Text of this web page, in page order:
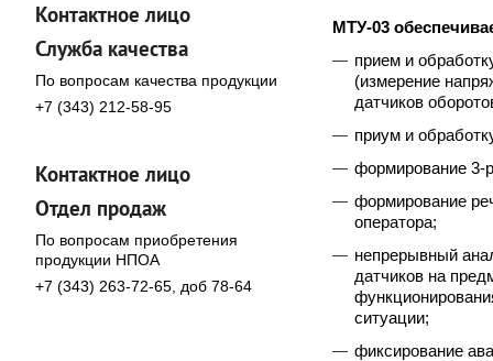
МТУ-03
прием и
(измерение
датчиков
приум и
формирование 3-
формирование
оператора;
непрерывный
датчиков на
ситуации;
фиксирование
Контактное лицо
Служба качества
По вопросам качества продукции
+7 (343) 212-58-95
Контактное лицо
Отдел продаж
По вопросам приобретения
продукции НПОА
+7 (343) 263-72-65, доб 78-64